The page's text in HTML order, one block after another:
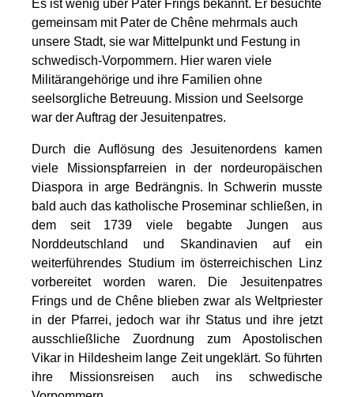
Es ist wenig über Pater Frings bekannt. Er besuchte
gemeinsam mit Pater de Chêne mehrmals auch
unsere Stadt, sie war Mittelpunkt und Festung in
schwedisch-Vorpommern. Hier waren viele
Militärangehörige und ihre Familien ohne
seelsorgliche Betreuung. Mission und Seelsorge
war der Auftrag der Jesuitenpatres.
Durch die Auflösung des Jesuitenordens kamen
viele Missionspfarreien in der nordeuropäischen
Diaspora in arge Bedrängnis. In Schwerin musste
bald auch das katholische Proseminar schließen, in
dem seit 1739 viele begabte Jungen aus
Norddeutschland und Skandinavien auf ein
weiterführendes Studium im österreichischen Linz
vorbereitet worden waren. Die Jesuitenpatres
Frings und de Chêne blieben zwar als Weltpriester
in der Pfarrei, jedoch war ihr Status und ihre jetzt
ausschließliche Zuordnung zum Apostolischen
Vikar in Hildesheim lange Zeit ungeklärt. So führten
ihre Missionsreisen auch ins schwedische